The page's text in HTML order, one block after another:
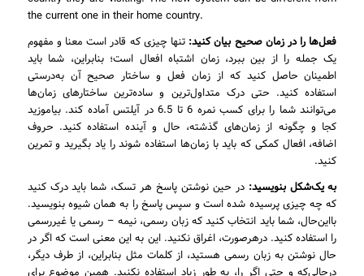
the current one in their home country.
فعل‌ها را در زمان صحیح بیان کنید: تنها چیزی که قادر است معنا و مفهوم
یک جمله را از بین ببرد، زمان اشتباه افعال است؛ بنابراین، شما باید
اطمینان حاصل کنید که از زمان فعل و ساختار صحیح آن به‌درستی
استفاده کنید. حتی درک متداول‌ترین و ساده‌ترین ساختارهای زمان‌ها
می‌توانند شما را برای کسب نمره 6 تا 6.5 در آیلتس آماده کند. بیاموزید
کجا و چگونه از زمان‌های گذشته، حال و آینده استفاده کنید. حروف
اضافه، افعال کمکی که باید با زمان‌ها استفاده شوند را یاد بگیرید و تمرین
کنید.
به یک‌شکل بنویسید: در حین نوشتن پاسخ هر تسک، شما باید درک کنید
که چه چیزی پرسیده شده است و سپس پاسخ را به همان شیوه بنویسید.
بااین‌حال، شما باید انتخاب کنید که زبان رسمی، نیمه – رسمی یا غیررسمی
را استفاده کنید. درهرصورت، اغراق نکنید. این به این معنی است که اگر در
حال نوشتن به زبان رسمی هستید، از کلمات مثل بنابراین، از طرف دیگر،